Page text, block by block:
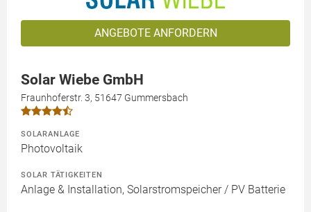
ANGEBOTE ANFORDERN
Solar Wiebe GmbH
Fraunhoferstr. 3, 51647 Gummersbach
SOLARANLAGE
Photovoltaik
SOLAR TÄTIGKEITEN
Anlage & Installation, Solarstromspeicher / PV Batterie